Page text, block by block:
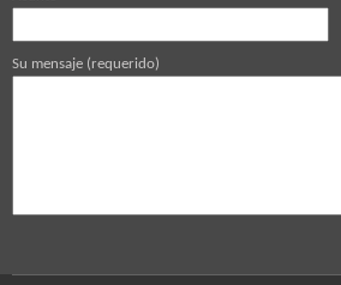
Su mensaje (requerido)